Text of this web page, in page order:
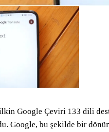
Google Çeviri 133 dili
Google, bu şekilde bir